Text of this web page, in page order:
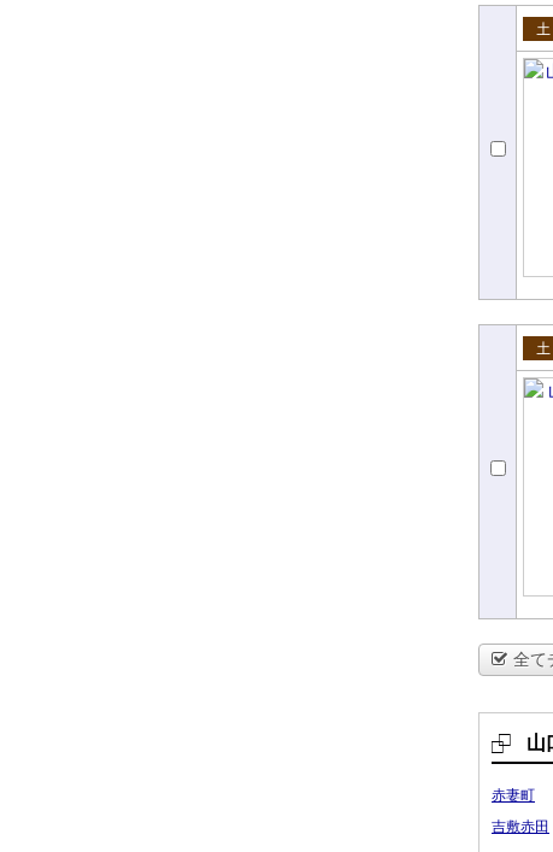
売
売
全て
山
赤妻町
吉敷赤田